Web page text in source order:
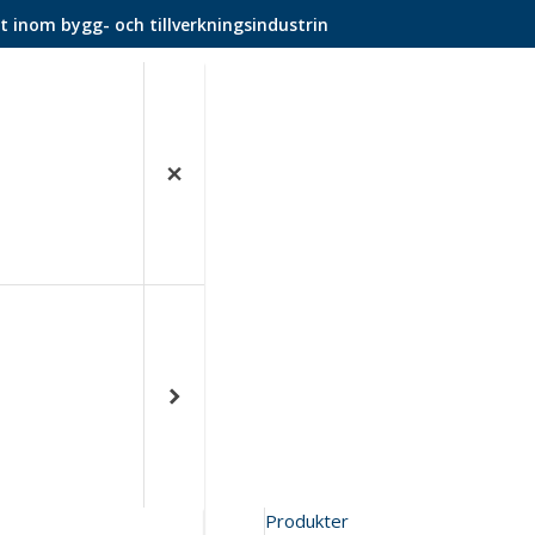
inom bygg- och tillverkningsindustrin
Produkter